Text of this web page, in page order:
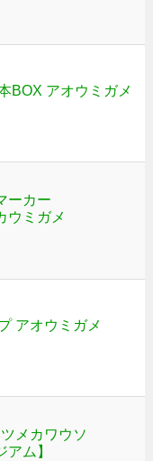
BOX アオウミガメ
ーカー
ウミガメ
アオウミガメ
メカワウソ
アム】